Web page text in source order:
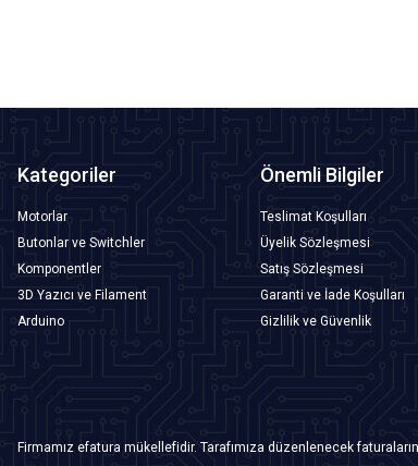
Kategoriler
Motorlar
Butonlar ve Switchler
Komponentler
3D Yazıcı ve Filament
Arduino
Önemli Bilgiler
Teslimat Koşulları
Üyelik Sözleşmesi
Satış Sözleşmesi
Garanti ve İade Koşulları
Gizlilik ve Güvenlik
Firmamız efatura mükellefidir. Tarafımıza düzenlenecek